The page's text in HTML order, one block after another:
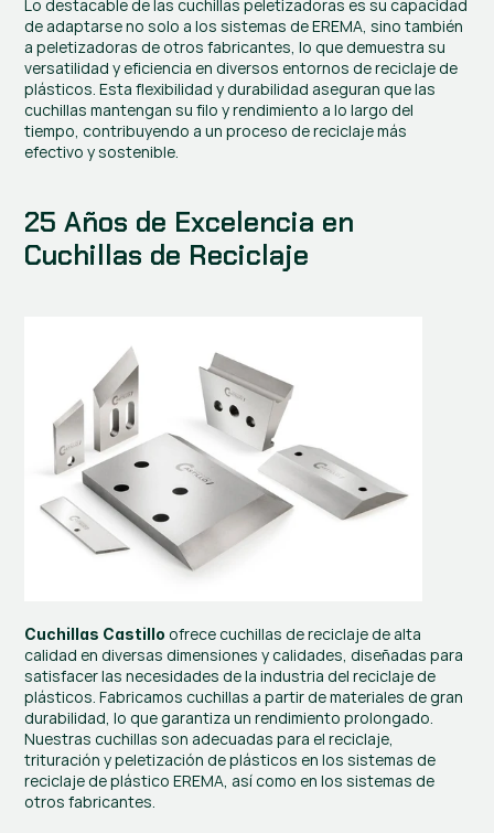
Lo destacable de las cuchillas peletizadoras es su capacidad
de adaptarse no solo a los sistemas de EREMA, sino también
a peletizadoras de otros fabricantes, lo que demuestra su
versatilidad y eficiencia en diversos entornos de reciclaje de
plásticos. Esta flexibilidad y durabilidad aseguran que las
cuchillas mantengan su filo y rendimiento a lo largo del
tiempo, contribuyendo a un proceso de reciclaje más
efectivo y sostenible.
25 Años de Excelencia en
Cuchillas de Reciclaje
Cuchillas Castillo ofrece cuchillas de reciclaje de alta
calidad en diversas dimensiones y calidades, diseñadas para
satisfacer las necesidades de la industria del reciclaje de
plásticos. Fabricamos cuchillas a partir de materiales de gran
durabilidad, lo que garantiza un rendimiento prolongado.
Nuestras cuchillas son adecuadas para el reciclaje,
trituración y peletización de plásticos en los sistemas de
reciclaje de plástico EREMA, así como en los sistemas de
otros fabricantes.